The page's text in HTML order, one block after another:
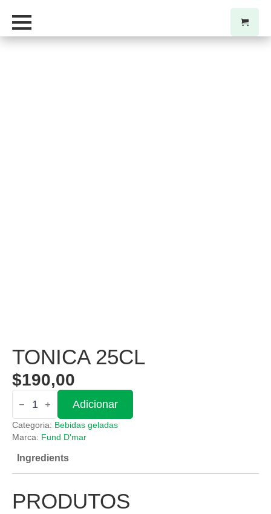
TONICA 25CL
$190,00
Quantidade
de
Tonica
25cl
Adicionar
Categoria: Bebidas geladas
Marca: Fund D'mar
Ingredients
PRODUTOS